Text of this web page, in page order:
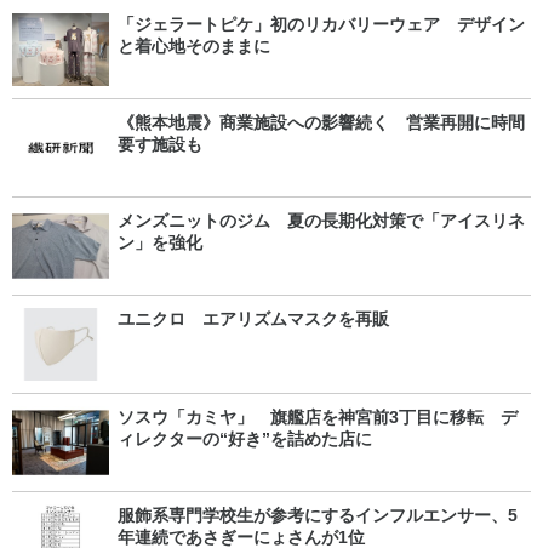
「ジェラートピケ」初のリカバリーウェア デザイン
と着心地そのままに
《熊本地震》商業施設への影響続く 営業再開に時間
要す施設も
メンズニットのジム 夏の長期化対策で「アイスリネ
ン」を強化
ユニクロ エアリズムマスクを再販
ソスウ「カミヤ」 旗艦店を神宮前3丁目に移転 デ
ィレクターの“好き”を詰めた店に
服飾系専門学校生が参考にするインフルエンサー、5
年連続であさぎーにょさんが1位